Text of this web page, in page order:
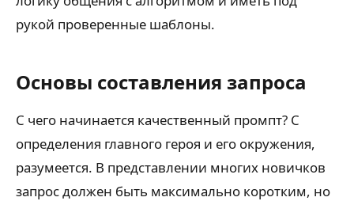
рукой проверенные шаблоны.
Основы составления запроса
С чего начинается качественный промпт? С
определения главного героя и его окружения,
разумеется. В представлении многих новичков
запрос должен быть максимально коротким, но